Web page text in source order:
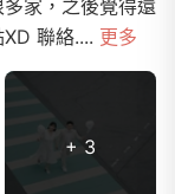
家，之後覺得還
聯絡.... 更多
+ 3